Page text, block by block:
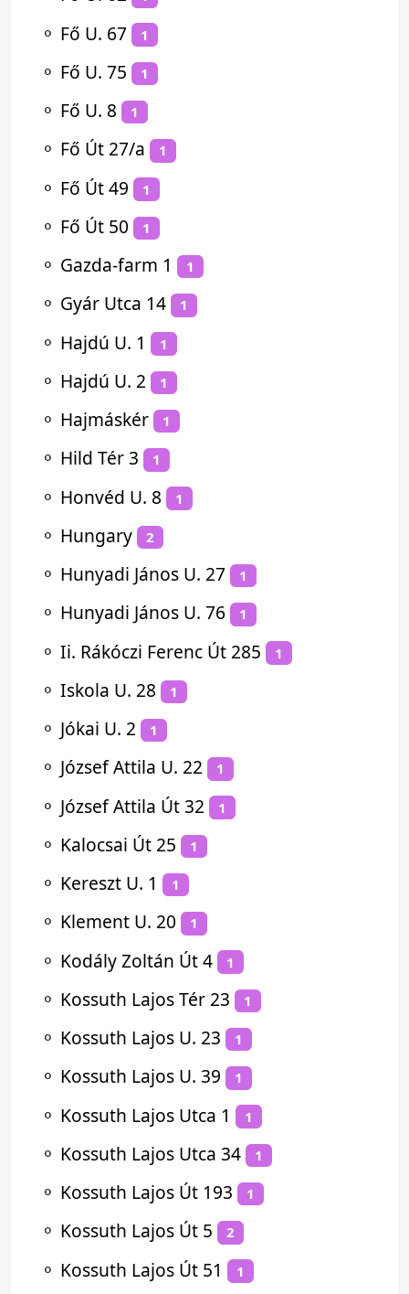
⚬ Fő U. 67 1
⚬ Fő U. 75 1
⚬ Fő U. 8 1
⚬ Fő Út 27/a 1
⚬ Fő Út 49 1
⚬ Fő Út 50 1
⚬ Gazda-farm 1 1
⚬ Gyár Utca 14 1
⚬ Hajdú U. 1 1
⚬ Hajdú U. 2 1
⚬ Hajmáskér 1
⚬ Hild Tér 3 1
⚬ Honvéd U. 8 1
⚬ Hungary 2
⚬ Hunyadi János U. 27 1
⚬ Hunyadi János U. 76 1
⚬ Ii. Rákóczi Ferenc Út 285 1
⚬ Iskola U. 28 1
⚬ Jókai U. 2 1
⚬ József Attila U. 22 1
⚬ József Attila Út 32 1
⚬ Kalocsai Út 25 1
⚬ Kereszt U. 1 1
⚬ Klement U. 20 1
⚬ Kodály Zoltán Út 4 1
⚬ Kossuth Lajos Tér 23 1
⚬ Kossuth Lajos U. 23 1
⚬ Kossuth Lajos U. 39 1
⚬ Kossuth Lajos Utca 1 1
⚬ Kossuth Lajos Utca 34 1
⚬ Kossuth Lajos Út 193 1
⚬ Kossuth Lajos Út 5 2
⚬ Kossuth Lajos Út 51 1